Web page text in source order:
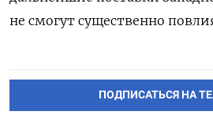
не смогут существенно
ПОДПИСАТЬСЯ НА